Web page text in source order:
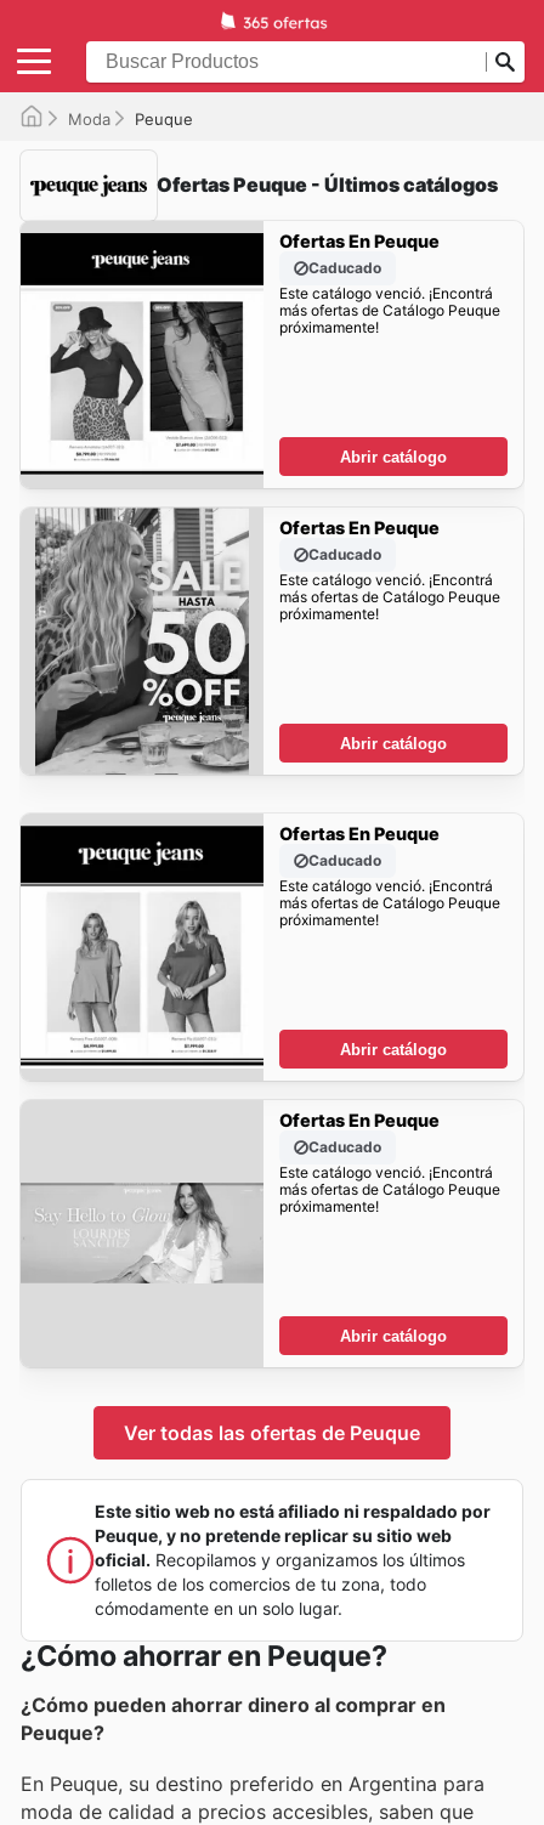
Moda Peuque
Ofertas Peuque - Últimos catálogos
Ofertas En Peuque
Caducado
Este catálogo venció. ¡Encontrá
más ofertas de Catálogo Peuque
próximamente!
Abrir catálogo
Ofertas En Peuque
Caducado
Este catálogo venció. ¡Encontrá
más ofertas de Catálogo Peuque
próximamente!
Abrir catálogo
Ofertas En Peuque
Caducado
Este catálogo venció. ¡Encontrá
más ofertas de Catálogo Peuque
próximamente!
Abrir catálogo
Ofertas En Peuque
Caducado
Este catálogo venció. ¡Encontrá
más ofertas de Catálogo Peuque
próximamente!
Abrir catálogo
Ver todas las ofertas de Peuque
Este sitio web no está afiliado ni respaldado por
Peuque, y no pretende replicar su sitio web
oficial. Recopilamos y organizamos los últimos
folletos de los comercios de tu zona, todo
cómodamente en un solo lugar.
¿Cómo ahorrar en Peuque?
¿Cómo pueden ahorrar dinero al comprar en
Peuque?
En Peuque, su destino preferido en Argentina para
moda de calidad a precios accesibles, saben que